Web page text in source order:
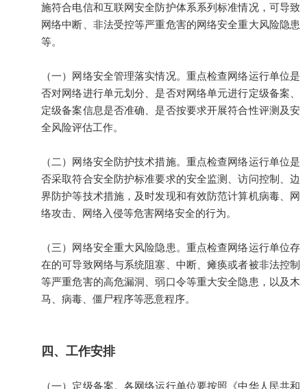
施符合电信和互联网安全防护体系系列标准情况，可导致
网络中断、非法受控等严重危害的网络安全重大风险隐患
等。
（一）网络安全管理落实情况。重点检查网络运行单位是
否对网络进行单元划分、是否对网络单元进行定级备案、
定级备案信息是否准确、是否按要求开展符合性评测及安
全风险评估工作。
（二）网络安全防护技术措施。重点检查网络运行单位是
否采取符合安全防护标准要求的安全监测、访问控制、边
界防护等技术措施，及时发现和有效防范计算机病毒、网
络攻击、网络入侵等危害网络安全的行为。
（三）网络安全重大风险隐患。重点检查网络运行单位存
在的可导致网络与系统阻塞、中断、瘫痪或者被非法控制
等严重危害的高危漏洞、弱口令等重大安全隐患，以及木
马、病毒、僵尸程序等恶意程序。
四、工作安排
（一）定级备案。各网络运行单位要按照《中华人民共和